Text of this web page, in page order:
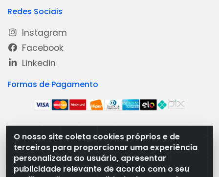
O nosso site coleta cookies próprios e de
terceiros para proporcionar uma experiência
personalizada ao usuário, apresentar
publicidade relevante de acordo com o seu
Redes Sociais
Instagram
Facebook
Linkedin
Formas de Pagamento
Medeiros Distribuidora - Rua Dias Carneiro, 1977 -
Ramal, Bacabal/MA - CEP 65.700-000 - CNPJ
08.474.030/0001-41